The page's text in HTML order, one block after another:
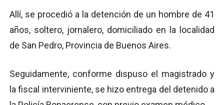
Allí, se procedió a la detención de un hombre de 41
años, soltero, jornalero, domiciliado en la localidad
de San Pedro, Provincia de Buenos Aires.
Seguidamente, conforme dispuso el magistrado y
la fiscal interviniente, se hizo entrega del detenido a